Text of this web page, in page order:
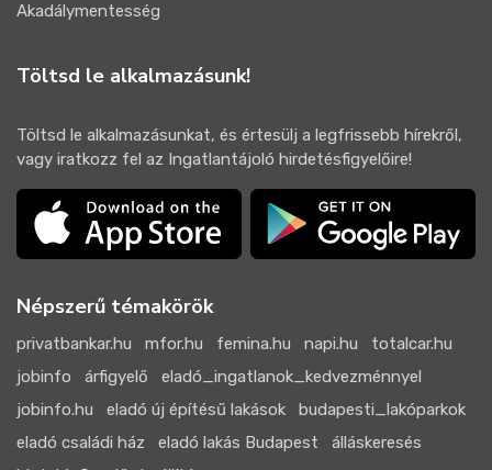
Akadálymentesség
Töltsd le alkalmazásunk!
Töltsd le alkalmazásunkat, és értesülj a legfrissebb hírekről,
vagy iratkozz fel az Ingatlantájoló hirdetésfigyelőire!
Népszerű témakörök
privatbankar.hu mfor.hu femina.hu napi.hu
totalcar.hu
jobinfo
árfigyelő
eladó_ingatlanok_kedvezménnyel
jobinfo.hu
eladó új építésű lakások
budapesti_lakóparkok
eladó családi ház
eladó lakás Budapest
álláskeresés